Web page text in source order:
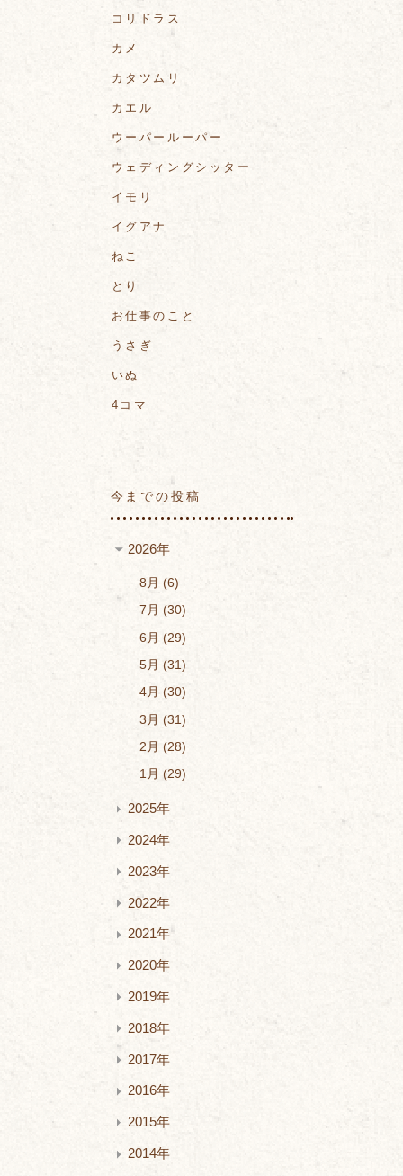
コリドラス
カメ
カタツムリ
カエル
ウーパールーパー
ウェディングシッター
イモリ
イグアナ
ねこ
とり
お仕事のこと
うさぎ
いぬ
4コマ
今までの投稿
2026年
8月
6
7月
30
6月
29
5月
31
4月
30
3月
31
2月
28
1月
29
2025年
2024年
2023年
2022年
2021年
2020年
2019年
2018年
2017年
2016年
2015年
2014年